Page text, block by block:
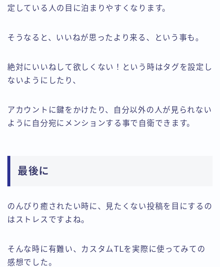
定している人の目に泊まりやすくなります。
そうなると、いいねが思ったより来る、という事も。
絶対にいいねして欲しくない！という時はタグを設定し
ないようにしたり、
アカウントに鍵をかけたり、自分以外の人が見られない
ように自分宛にメンションする事で自衛できます。
最後に
のんびり癒されたい時に、見たくない投稿を目にするの
はストレスですよね。
そんな時に有難い、カスタムTLを実際に使ってみての
感想でした。